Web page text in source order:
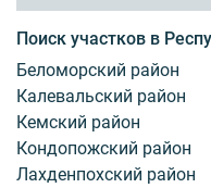
Поиск участков в
Беломорский район
Калевальский район
Кемский район
Кондопожский район
Лахденпохский район